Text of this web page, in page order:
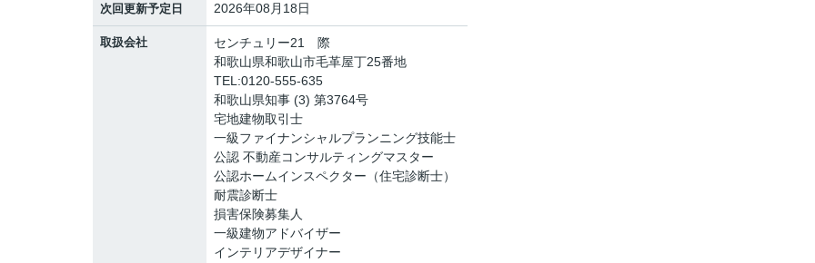
次回更新予定日 2026年08月18日
取扱会社
センチュリー21 際
和歌山県和歌山市毛革屋丁25番地
TEL:0120-555-635
和歌山県知事 (3) 第3764号
宅地建物取引士
一級ファイナンシャルプランニング技能士
公認 不動産コンサルティングマスター
公認ホームインスペクター（住宅診断士）
耐震診断士
損害保険募集人
一級建物アドバイザー
インテリアデザイナー